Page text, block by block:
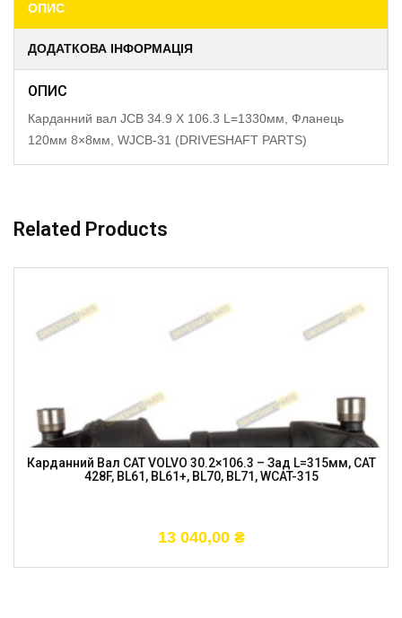
ОПИС
ДОДАТКОВА ІНФОРМАЦІЯ
ОПИС
Карданний вал JCB 34.9 X 106.3 L=1330мм, Фланець
120мм 8×8мм, WJCB-31 (DRIVESHAFT PARTS)
Related Products
Карданний Вал CAT VOLVO 30.2×106.3 – Зад L=315мм, CAT
428F, BL61, BL61+, BL70, BL71, WCAT-315
13 040,00 ₴